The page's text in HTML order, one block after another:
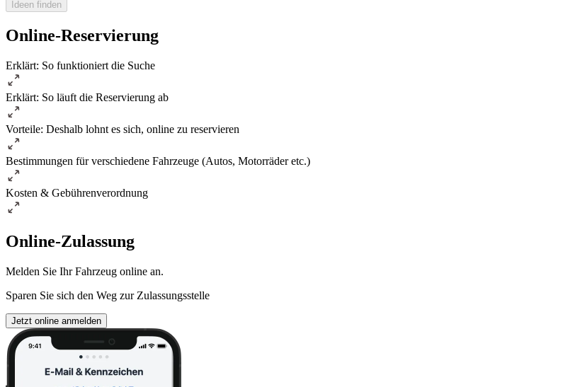
Ideen finden
Online-Reservierung
Erklärt: So funktioniert die Suche
Erklärt: So läuft die Reservierung ab
Vorteile: Deshalb lohnt es sich, online zu reservieren
Bestimmungen für verschiedene Fahrzeuge (Autos, Motorräder etc.)
Kosten & Gebührenverordnung
Online-Zulassung
Melden Sie Ihr Fahrzeug online an.
Sparen Sie sich den Weg zur Zulassungsstelle
Jetzt online anmelden